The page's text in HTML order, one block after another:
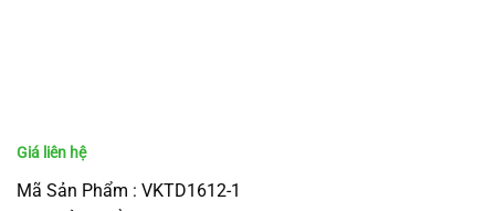
Mã Sản Phẩm : VKTD1612-1